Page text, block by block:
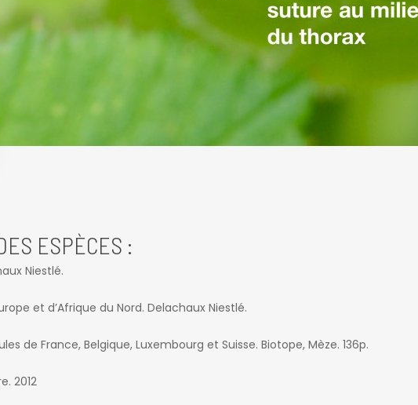
ESPÈCES :
Niestlé.
et d’Afrique du Nord. Delachaux Niestlé.
de France, Belgique, Luxembourg et Suisse. Biotope, Mèze. 136p.
2012